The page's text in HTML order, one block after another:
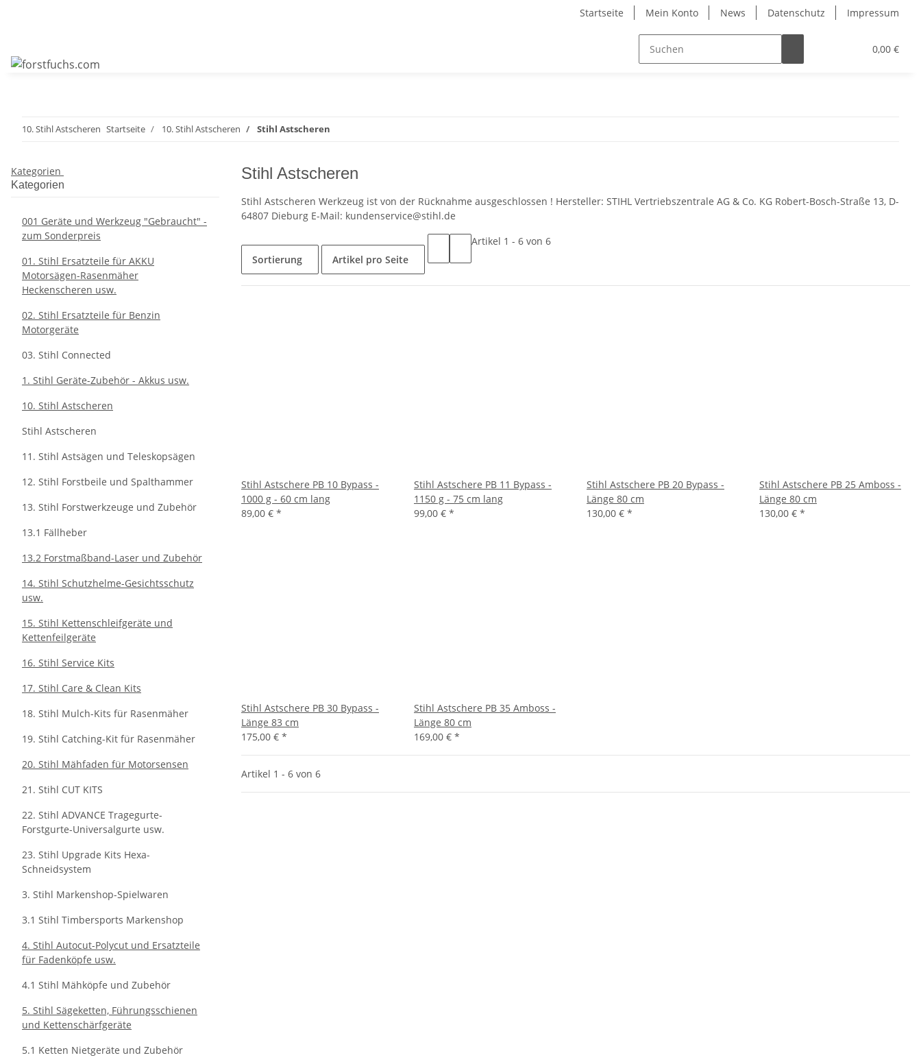
Startseite Mein Konto News Datenschutz Impressum
0,00 €
10. Stihl Astscheren Startseite 10. Stihl Astscheren Stihl Astscheren
Stihl Astscheren
Stihl Astscheren Werkzeug ist von der Rücknahme ausgeschlossen ! Hersteller: STIHL Vertriebszentrale AG & Co. KG Robert-Bosch-Straße 13, D-
64807 Dieburg E-Mail: kundenservice@stihl.de
Sortierung Artikel pro Seite
Artikel 1 - 6 von 6
Stihl Astschere PB 10 Bypass -
1000 g - 60 cm lang
89,00 € *
Stihl Astschere PB 11 Bypass -
1150 g - 75 cm lang
99,00 € *
Stihl Astschere PB 20 Bypass -
Länge 80 cm
130,00 € *
Stihl Astschere PB 25 Amboss -
Länge 80 cm
130,00 € *
Stihl Astschere PB 30 Bypass -
Länge 83 cm
175,00 € *
Stihl Astschere PB 35 Amboss -
Länge 80 cm
169,00 € *
Artikel 1 - 6 von 6
Kategorien
Kategorien
001 Geräte und Werkzeug "Gebraucht" -
zum Sonderpreis
01. Stihl Ersatzteile für AKKU
Motorsägen-Rasenmäher
Heckenscheren usw.
02. Stihl Ersatzteile für Benzin
Motorgeräte
03. Stihl Connected
1. Stihl Geräte-Zubehör - Akkus usw.
10. Stihl Astscheren
Stihl Astscheren
11. Stihl Astsägen und Teleskopsägen
12. Stihl Forstbeile und Spalthammer
13. Stihl Forstwerkzeuge und Zubehör
13.1 Fällheber
13.2 Forstmaßband-Laser und Zubehör
14. Stihl Schutzhelme-Gesichtsschutz
usw.
15. Stihl Kettenschleifgeräte und
Kettenfeilgeräte
16. Stihl Service Kits
17. Stihl Care & Clean Kits
18. Stihl Mulch-Kits für Rasenmäher
19. Stihl Catching-Kit für Rasenmäher
20. Stihl Mähfaden für Motorsensen
21. Stihl CUT KITS
22. Stihl ADVANCE Tragegurte-
Forstgurte-Universalgurte usw.
23. Stihl Upgrade Kits Hexa-
Schneidsystem
3. Stihl Markenshop-Spielwaren
3.1 Stihl Timbersports Markenshop
4. Stihl Autocut-Polycut und Ersatzteile
für Fadenköpfe usw.
4.1 Stihl Mähköpfe und Zubehör
5. Stihl Sägeketten, Führungsschienen
und Kettenschärfgeräte
5.1 Ketten Nietgeräte und Zubehör